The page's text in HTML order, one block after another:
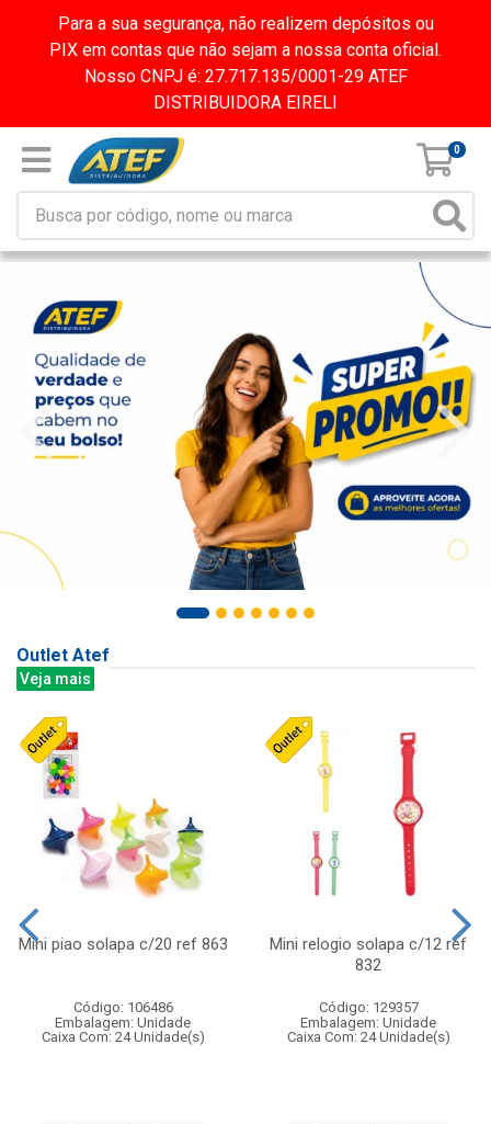
Para a sua segurança, não realizem depósitos ou
PIX em contas que não sejam a nossa conta oficial.
Nosso CNPJ é: 27.717.135/0001-29 ATEF
DISTRIBUIDORA EIRELI
0
Outlet Atef
Veja mais
Mini piao solapa c/20 ref 863
Código: 106486
Embalagem: Unidade
Caixa Com: 24 Unidade(s)
Mini relogio solapa c/12 ref
832
Código: 129357
Embalagem: Unidade
Caixa Com: 24 Unidade(s)